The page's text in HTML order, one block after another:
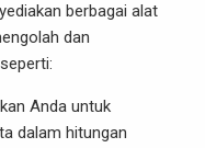
berbagai alat
dan
Anda untuk
dalam hitungan